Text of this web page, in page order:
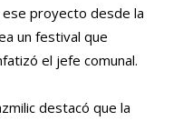
proyecto desde la
un festival que
el jefe comunal.
destacó que la